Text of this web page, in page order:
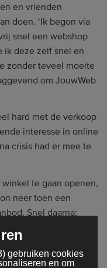
en vrienden
doen. ‘Ik begon via
snel een webshop
ik deze zelf snel en
zonder teveel moeite
om JouwWeb
hard met de verkoop
interesse in online
crisis had er mee te
te gaan openen,
neer toen een
Snel daarna;
mij?’ Ze belde hem
gebruiken cookies
en om